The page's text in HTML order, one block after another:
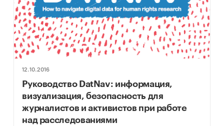
12.10.2016
Руководство DatNav: информация,
визуализация, безопасность для
журналистов и активистов при работе
над расследованиями